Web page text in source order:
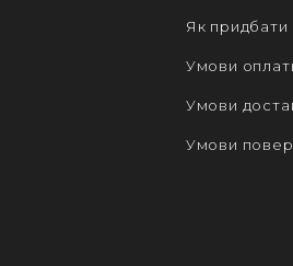
Як придбати
Умови
Умови
Умови